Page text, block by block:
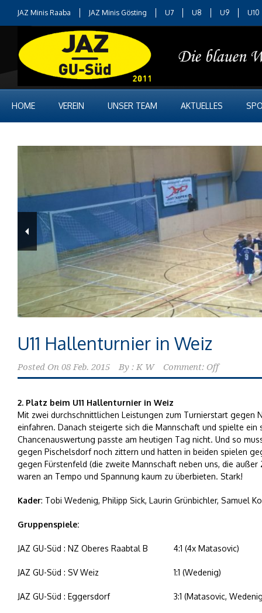
JAZ Minis Raaba JAZ Minis Gösting U7 U8 U9 U10
HOME VEREIN UNSER TEAM AKTUELLES
U11 Hallenturnier in Weiz
Posted On 08 Feb. 2015 By : K W Comment: Off
2. Platz beim U11 Hallenturnier in Weiz
Mit zwei durchschnittlichen Leistungen zum Turnierstart gegen
einfahren. Danach steigerte sich die Mannschaft und spielte
Chancenauswertung passte am heutigen Tag nicht. Und so
gegen Pischelsdorf noch zittern und hatten in beiden spielen
gegen Fürstenfeld (die zweite Mannschaft neben uns, die
waren an Tempo und Spannung kaum zu überbieten. Stark!
Kader: Tobi Wedenig, Philipp Sick, Laurin Grünbichler, Samuel
Gruppenspiele:
JAZ GU-Süd : NZ Oberes Raabtal B 4:1 (4x Matasovic)
JAZ GU-Süd : SV Weiz 1:1 (Wedenig)
JAZ GU-Süd : Eggersdorf 3:1 (Matasovic,